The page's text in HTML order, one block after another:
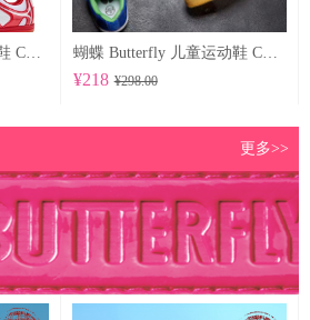
蝴蝶 Butterfly 儿童运动鞋 CHD-6 蝴蝶 Butterfly 儿童运动鞋 CHD-5
¥218 ¥298.00
更多>>